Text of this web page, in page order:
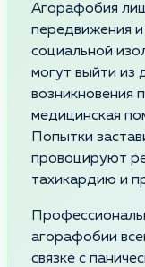
Агорафобия
передвижения
социальной
могут выйти из
возникновения
медицинская
Попытки
провоцируют
тахикардию и
агорафобии
связке с